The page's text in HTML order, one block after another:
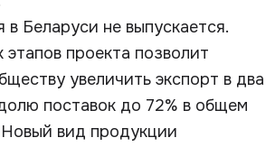
в Беларуси не выпускается.
этапов проекта позволит
увеличить экспорт в два
поставок до 72% в общем
вид продукции